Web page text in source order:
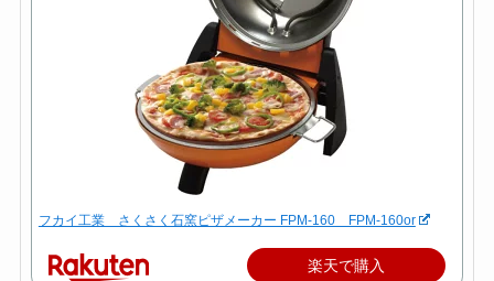
フカイ工業 さくさく石窯ピザメーカー FPM-160 FPM-160or
楽天で購入